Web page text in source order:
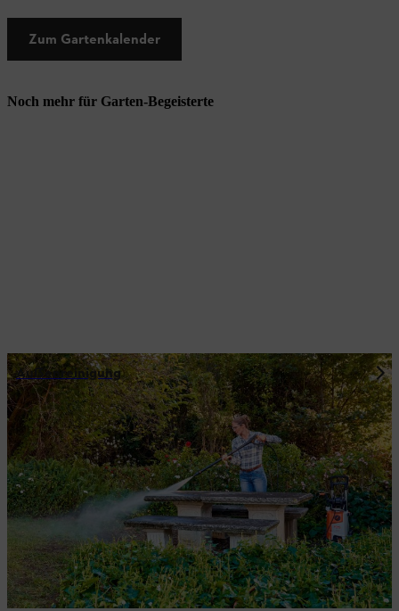
Zum Gartenkalender
Noch mehr für Garten-Begeisterte
Auẞenreinigung